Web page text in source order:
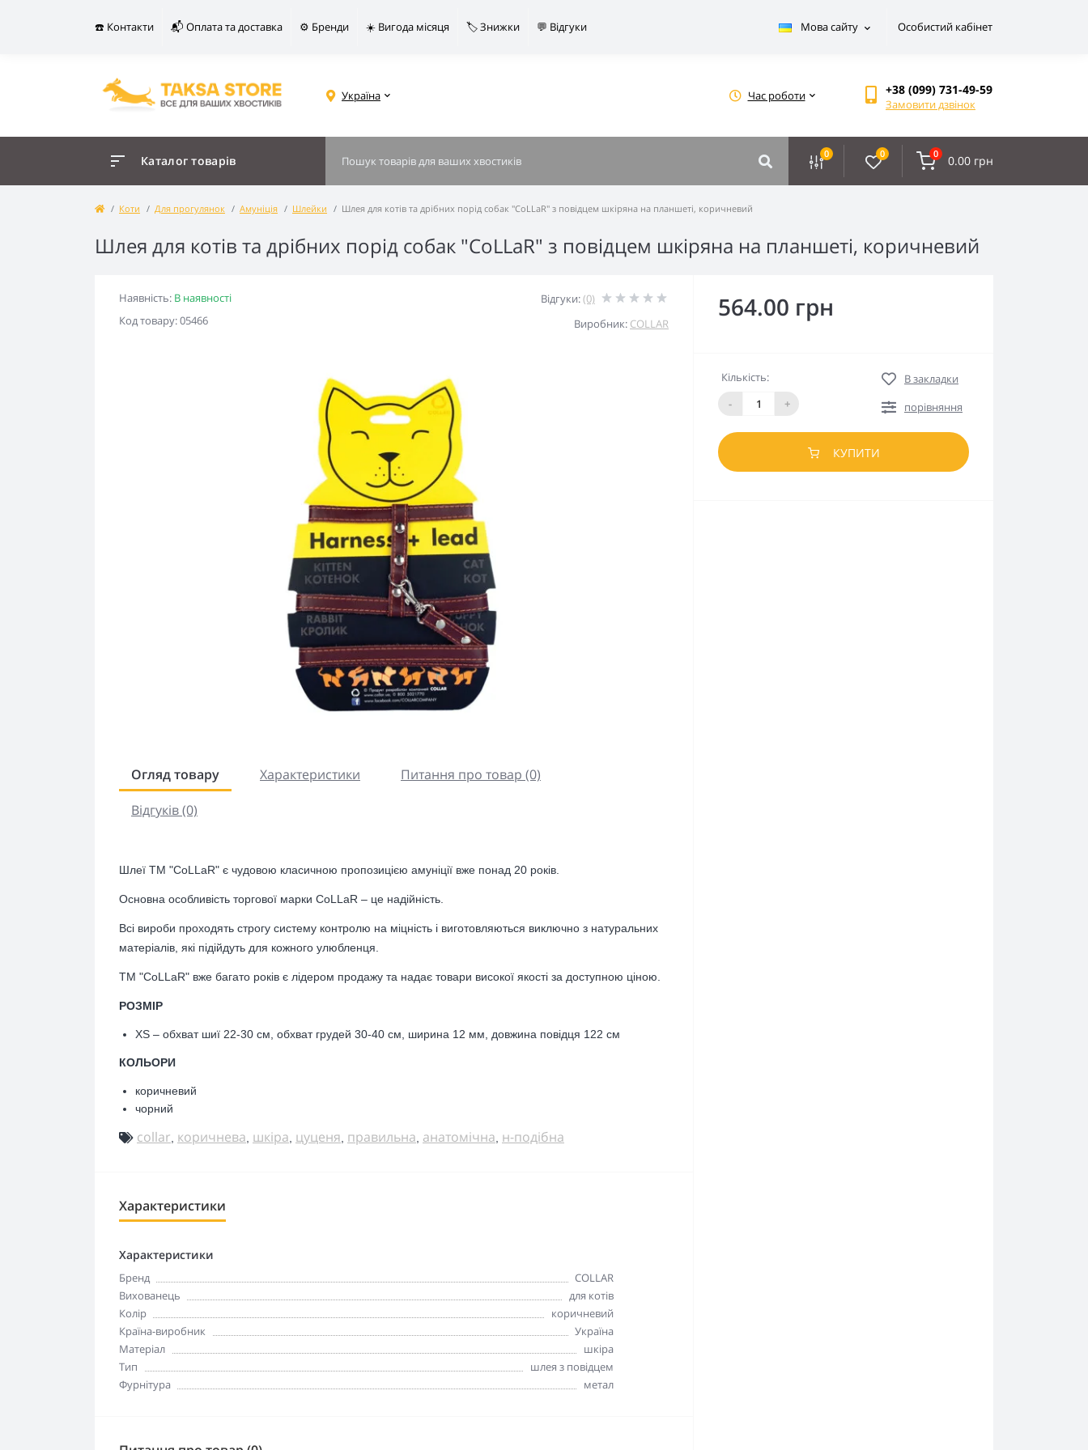
☎️ Контакти 📬 Оплата та доставка ⚙️ Бренди ☀️ Вигода місяця 🏷️ Знижки 💬 Відгуки Мова сайту Особистий кабінет
Україна Час роботи +38 (099) 731-49-59
Замовити дзвінок
Каталог товарів 0 0 0 0.00 грн
Коти Для прогулянок Амуніція Шлейки Шлея для котів та дрібних порід собак "CoLLaR" з повідцем шкіряна на планшеті, коричневий
Шлея для котів та дрібних порід собак "CoLLaR" з повідцем шкіряна на планшеті, коричневий
Наявність: В наявності
Код товару: 05466
Відгуки:(0)
Виробник: COLLAR
Огляд товару Характеристики
Питання про товар (0)
Відгуків (0)
Шлеї ТМ "CoLLaR" є чудовою класичною пропозицією амуніції вже понад 20 років.
Основна особливість торгової марки CoLLaR – це надійність.
Всі вироби проходять строгу систему контролю на міцність і виготовляються виключно з натуральних
матеріалів, які підійдуть для кожного улюбленця.
ТМ "CoLLaR" вже багато років є лідером продажу та надає товари високої якості за доступною ціною.
РОЗМІР
XS – обхват шиї 22-30 см, обхват грудей 30-40 см, ширина 12 мм, довжина повідця 122 см
КОЛЬОРИ
коричневий
чорний
collar коричнева шкіра цуценя правильна анатомічна н-подібна
Характеристики
Характеристики
Бренд
COLLAR
Вихованець
для котів
Колір
коричневий
Країна-виробник
Україна
Матеріал
шкіра
Тип
шлея з повідцем
Фурнітура
метал
564.00 грн
Кількість:
-
+
В закладки
порівняння
КУПИТИ